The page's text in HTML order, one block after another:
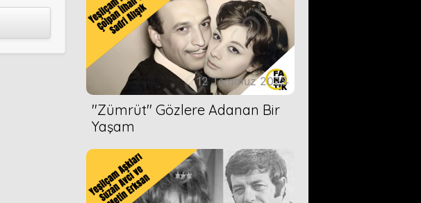
12 Temmuz 2023
''Zümrüt'' Gözlere Adanan Bir
Yaşam